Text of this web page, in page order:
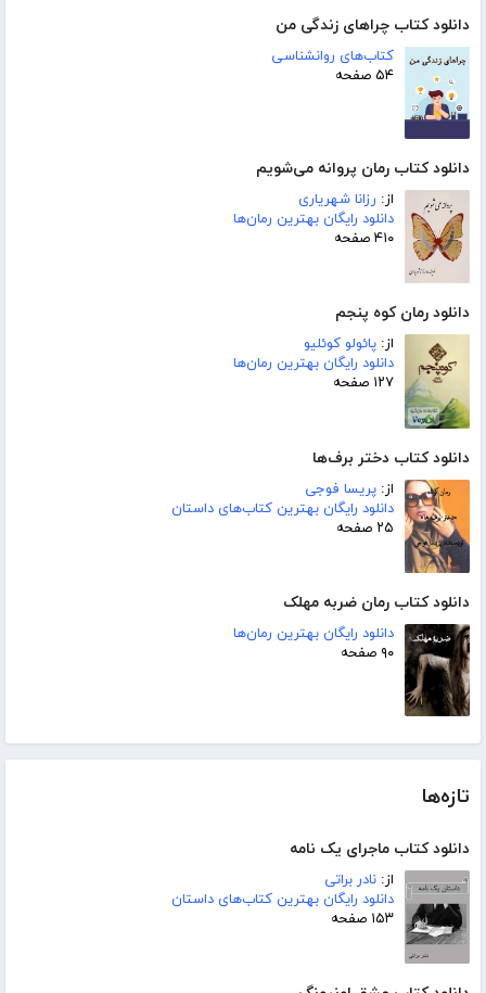
دانلود کتاب چراهای زندگی من
کتاب‌های روانشناسی
۵۴ صفحه
دانلود کتاب رمان پروانه می‌شویم
از: رزانا شهریاری
دانلود رایگان بهترین رمان‌ها
۴۱۰ صفحه
دانلود رمان کوه پنجم
از: پائولو کوئلیو
دانلود رایگان بهترین رمان‌ها
۱۲۷ صفحه
دانلود کتاب دختر برف‌ها
از: پریسا فوجی
دانلود رایگان بهترین کتاب‌های داستان
۲۵ صفحه
دانلود کتاب رمان ضربه مهلک
دانلود رایگان بهترین رمان‌ها
۹۰ صفحه
تازه‌ها
دانلود کتاب ماجرای یک نامه
از: نادر براتی
دانلود رایگان بهترین کتاب‌های داستان
۱۵۳ صفحه